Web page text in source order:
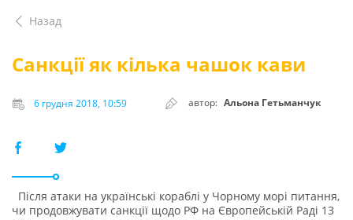
Назад
Санкції як кілька чашок кави
6 грудня 2018, 10:59 автор: Альона Гетьманчук
Після атаки на українські кораблі у Чорному морі питання,
чи продовжувати санкції щодо РФ на Європейській Раді 13